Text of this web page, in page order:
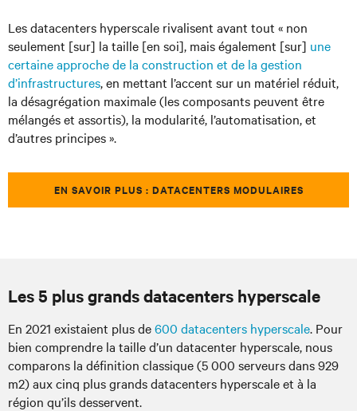
Les datacenters hyperscale rivalisent avant tout « non
seulement [sur] la taille [en soi], mais également [sur] une
certaine approche de la construction et de la gestion
d’infrastructures, en mettant l’accent sur un matériel réduit,
la désagrégation maximale (les composants peuvent être
mélangés et assortis), la modularité, l’automatisation, et
d’autres principes ».
EN SAVOIR PLUS : DATACENTERS MODULAIRES
Les 5 plus grands datacenters hyperscale
En 2021 existaient plus de600 datacenters hyperscale. Pour
bien comprendre la taille d’un datacenter hyperscale, nous
comparons la définition classique (5 000 serveurs dans 929
m2) aux cinq plus grands datacenters hyperscale et à la
région qu’ils desservent.